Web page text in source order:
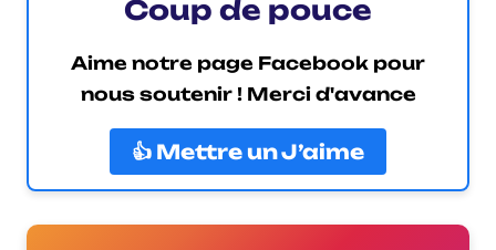
Coup de pouce
Aime notre page Facebook pour
nous soutenir ! Merci d'avance
👍 Mettre un J’aime